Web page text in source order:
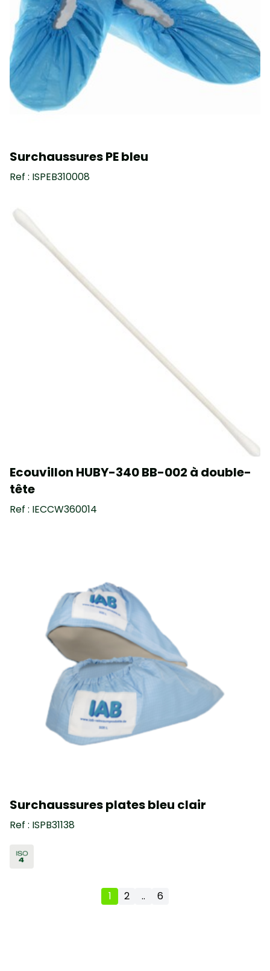
Surchaussures PE bleu
Ref : ISPEB310008
Ecouvillon HUBY-340 BB-002 à double-
tête
Ref : IECCW360014
Surchaussures plates bleu clair
Ref : ISPB31138
1 2 .. 6